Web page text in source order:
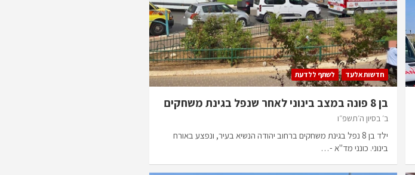
חדשות אלעד לשתף ללדעת
בן 8 פונה במצב בינוני לאחר שנפל בגינת משחקים
ב׳ בסיון ה׳תשפ״ו
ילד בן 8 נפל בגינת משחקים ברחוב יהודה הנשיא בעיר, ונפצע באורח
בינוני. כונני מד"א -…